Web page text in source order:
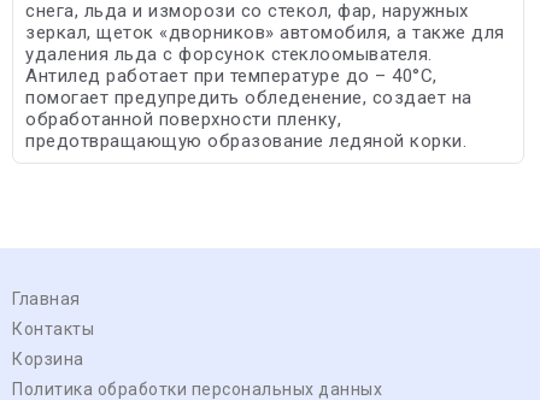
снега, льда и изморози со стекол, фар, наружных
зеркал, щеток «дворников» автомобиля, а также для
удаления льда с форсунок стеклоомывателя.
Антилед работает при температуре до – 40°С,
помогает предупредить обледенение, создает на
обработанной поверхности пленку,
предотвращающую образование ледяной корки.
Главная
Контакты
Корзина
Политика обработки персональных данных